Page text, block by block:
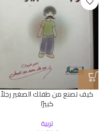
كيف تصنع من طفلك الصغير رجلاً
كبيرًا
تربية